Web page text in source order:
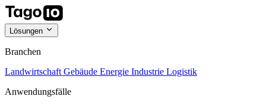
Lösungen
Branchen
Landwirtschaft Gebäude Energie Industrie Logistik
Anwendungsfälle